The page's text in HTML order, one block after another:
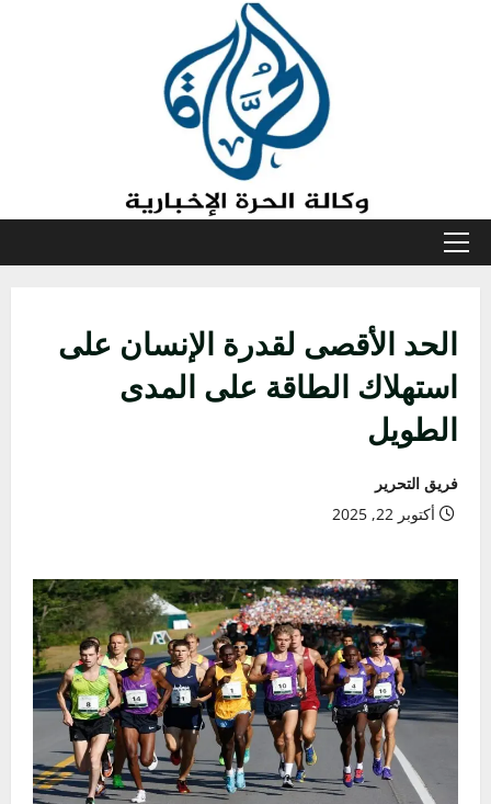
القائمة
الحد الأقصى لقدرة الإنسان على
استهلاك الطاقة على المدى
الطويل
فريق التحرير
أكتوبر 22, 2025